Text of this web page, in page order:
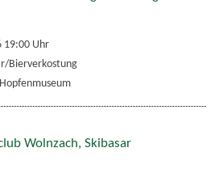
19:00 Uhr
Bierverkostung
Wolnzach, Skibasar